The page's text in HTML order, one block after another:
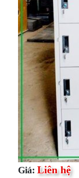
Giá: Liên hệ